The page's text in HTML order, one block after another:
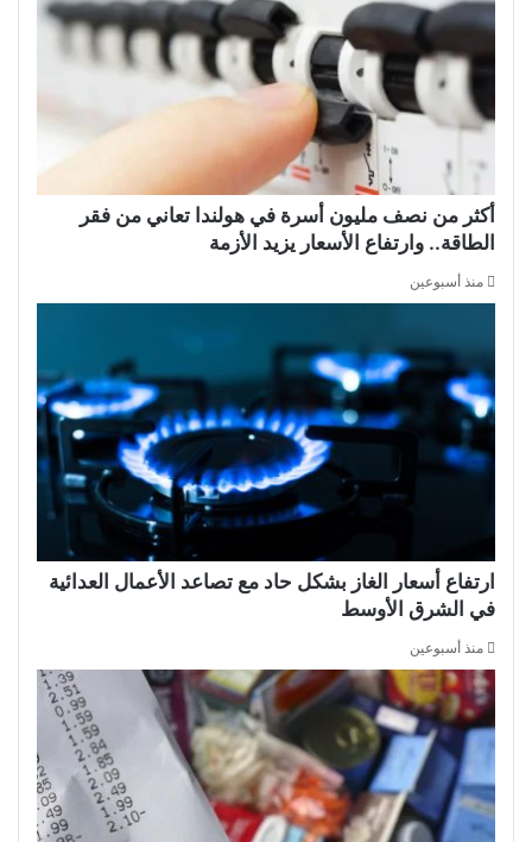
أكثر من نصف مليون أسرة في هولندا تعاني من فقر
الطاقة.. وارتفاع الأسعار يزيد الأزمة
منذ أسبوعين
ارتفاع أسعار الغاز بشكل حاد مع تصاعد الأعمال العدائية
في الشرق الأوسط
منذ أسبوعين